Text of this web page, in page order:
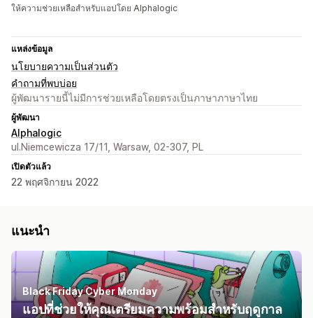
ให้ความช่วยเหลือสำหรับแอปโดย Alphalogic
แหล่งข้อมูล
นโยบายความเป็นส่วนตัว
คำถามที่พบบ่อย
ผู้พัฒนารายนี้ไม่มีการช่วยเหลือโดยตรงเป็นภาษาภาษาไทย
ผู้พัฒนา
Alphalogic
ul.Niemcewicza 17/11, Warsaw, 02-307, PL
เปิดตัวแล้ว
22 พฤศจิกายน 2022
แนะนำ
Black Friday Cyber Monday
แอปที่ช่วยให้คุณเตรียมความพร้อมสำหรับฤดูกาล